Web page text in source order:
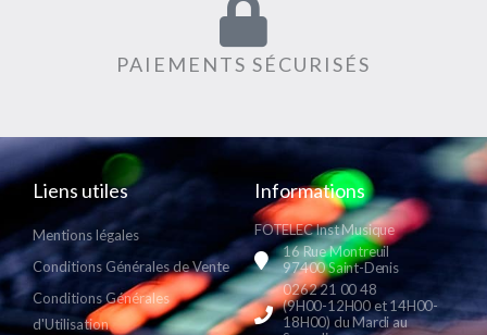
PAIEMENTS SÉCURISÉS
Liens utiles
Mentions légales
Conditions Générales de Vente
Conditions Générales
d'Utilisation
Informations
FOTELEC Inst Musique
16 Rue Montreuil
97400 Saint-Denis
0262 21 00 48
(9H00-12H00 et 14H00-
18H00) du Mardi au